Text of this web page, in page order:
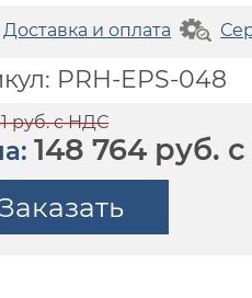
Доставка и оплата
PRH-EPS-048
руб. с НДС
148 764 руб.
Заказать